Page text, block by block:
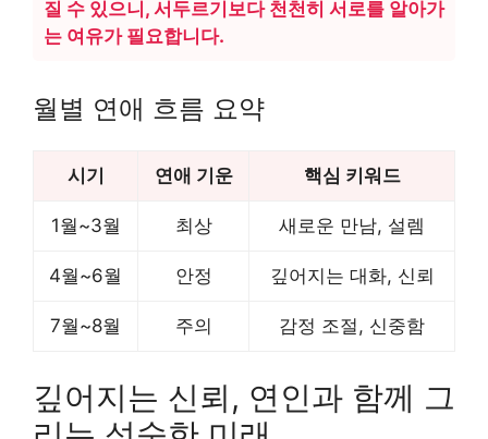
질 수 있으니, 서두르기보다 천천히 서로를 알아가
는 여유가 필요합니다.
월별 연애 흐름 요약
시기 연애 기운 핵심 키워드
1월~3월 최상 새로운 만남, 설렘
4월~6월 안정 깊어지는 대화, 신뢰
7월~8월 주의 감정 조절, 신중함
깊어지는 신뢰, 연인과 함께 그